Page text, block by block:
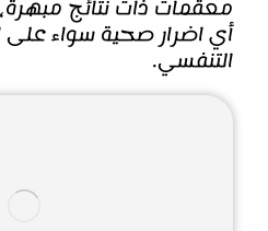
معقمات ذات نتائج
أي اضرار صحية سواء على
التنفسي.